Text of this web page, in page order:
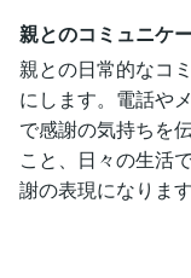
親とのコミュニケ
親との日常的なコ
にします。電話や
で感謝の気持ちを
こと、日々の生活
謝の表現になります